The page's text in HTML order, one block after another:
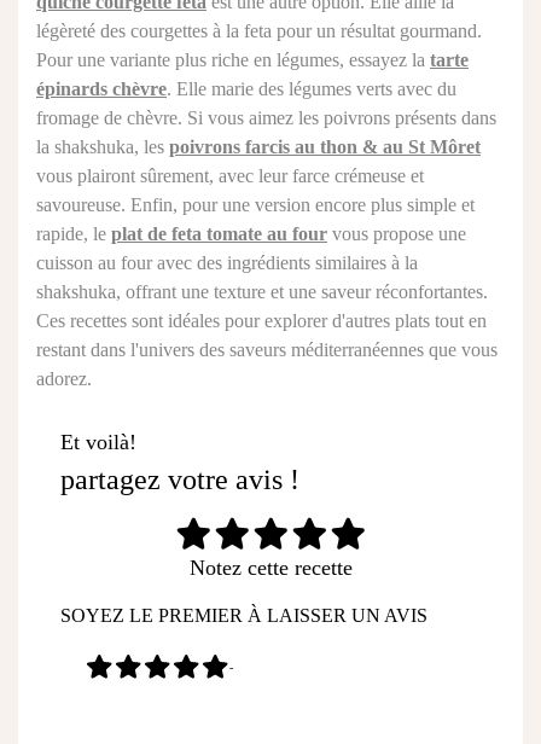
légèreté des courgettes à la feta pour un résultat gourmand.
Pour une variante plus riche en légumes, essayez la tarte
épinards chèvre. Elle marie des légumes verts avec du
fromage de chèvre. Si vous aimez les poivrons présents dans
la shakshuka, les poivrons farcis au thon & au St Môret
vous plairont sûrement, avec leur farce crémeuse et
savoureuse. Enfin, pour une version encore plus simple et
rapide, le plat de feta tomate au four vous propose une
cuisson au four avec des ingrédients similaires à la
shakshuka, offrant une texture et une saveur réconfortantes.
Ces recettes sont idéales pour explorer d'autres plats tout en
restant dans l'univers des saveurs méditerranéennes que vous
adorez.
Et voilà!
partagez votre avis !
Notez cette recette
SOYEZ LE PREMIER À LAISSER UN AVIS
-